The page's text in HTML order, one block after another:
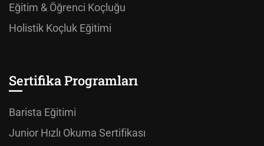
Eğitim & Öğrenci Koçluğu
Holistik Koçluk Eğitimi
Sertifika Programları
Barista Eğitimi
Junior Hızlı Okuma Sertifikası